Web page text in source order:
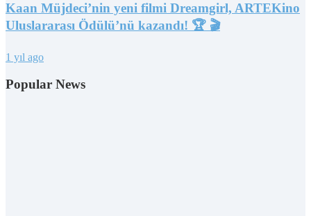
Kaan Müjdeci’nin yeni filmi Dreamgirl, ARTEKino
Uluslararası Ödülü’nü kazandı! 🏆 🎬
1 yıl ago
Popular News